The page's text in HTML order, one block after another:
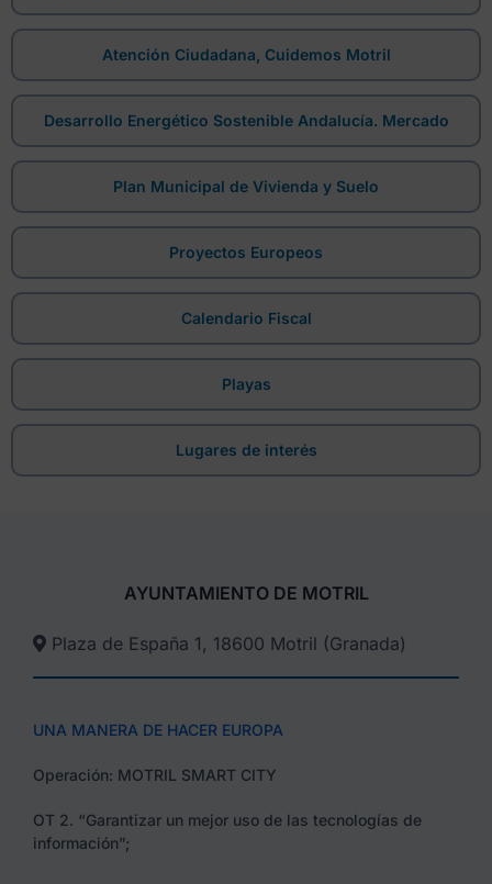
Atención Ciudadana, Cuidemos Motril
Desarrollo Energético Sostenible Andalucía. Mercado
Plan Municipal de Vivienda y Suelo
Proyectos Europeos
Calendario Fiscal
Playas
Lugares de interés
AYUNTAMIENTO DE MOTRIL
Plaza de España 1, 18600 Motril (Granada)​
UNA MANERA DE HACER EUROPA
Operación: MOTRIL SMART CITY
OT 2. “Garantizar un mejor uso de las tecnologías de
información”;